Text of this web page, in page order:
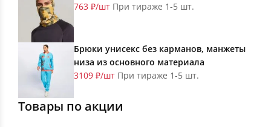
763 ₽/шт При тираже 1-5 шт.
Брюки унисекс без карманов, манжеты
низа из основного материала
3109 ₽/шт При тираже 1-5 шт.
Товары по акции